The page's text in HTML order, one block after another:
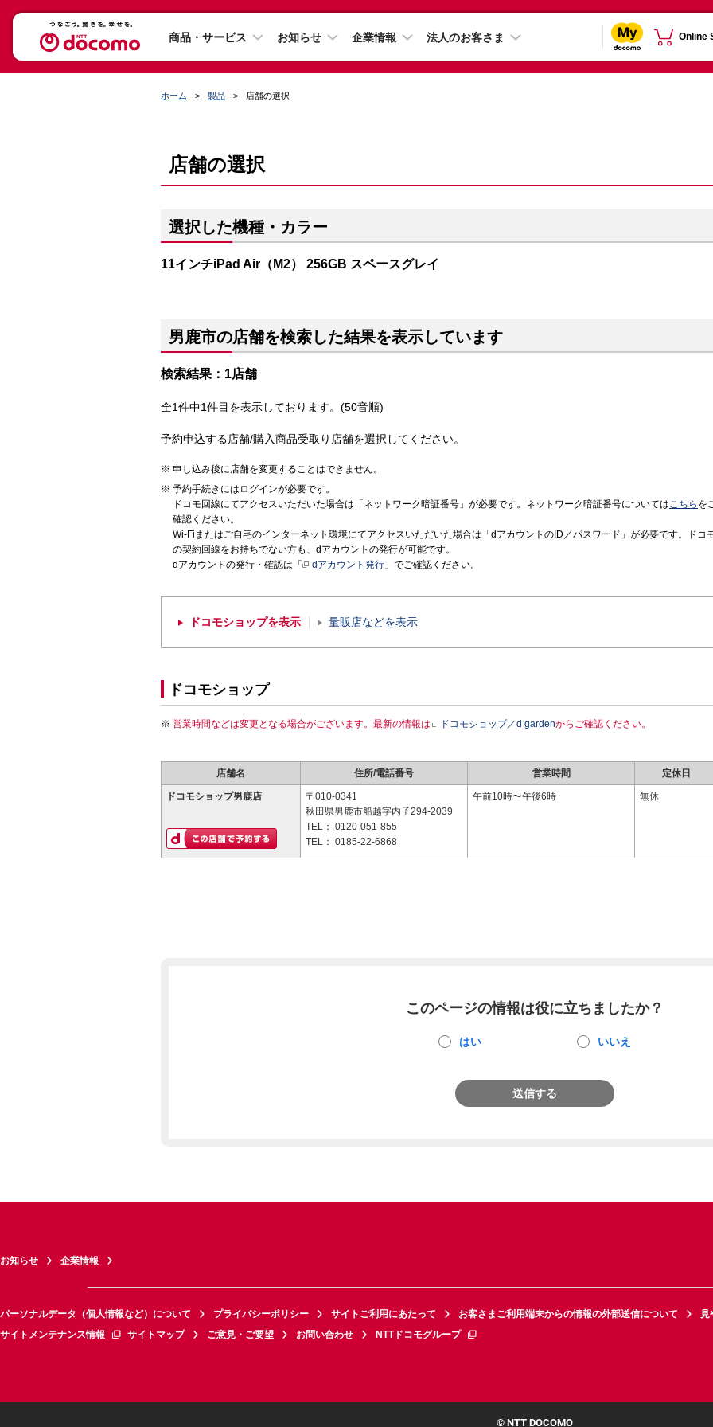
商品・サービス お知らせ 企業情報 法人のお客さま Online
ホーム 製品 店舗の選択
店舗の選択
選択した機種・カラー
11インチiPad Air（M2） 256GB スペースグレイ
男鹿市の店舗を検索した結果を表示しています
検索結果：1店舗
全1件中1件目を表示しております。(50音順)
予約申込する店舗/購入商品受取り店舗を選択してください。
申し込み後に店舗を変更することはできません。
予約手続きにはログインが必要です。
ドコモ回線にてアクセスいただいた場合は「ネットワーク暗証番号」が必要です。ネットワーク暗証番号についてはこちら を
確認ください。
Wi-Fiまたはご自宅のインターネット環境にてアクセスいただいた場合は「dアカウントのID／パスワード」が必要です。ドコ
の契約回線をお持ちでない方も、dアカウントの発行が可能です。
dアカウントの発行・確認は「
dアカウント発行 」でご確認ください。
ドコモショップを表示 量販店などを表示
ドコモショップ
営業時間などは変更となる場合がございます。最新の情報は ドコモショップ／d gardenからご確認ください。
店舗名 住所/電話番号 営業時間 定休日
ドコモショップ男鹿店
〒010-0341
秋田県男鹿市船越字内子294-2039
TEL： 0120-051-855
TEL： 0185-22-6868
午前10時〜午後6時 無休
このページの情報は役に立ちましたか？
はい いいえ
送信する
お知らせ 企業情報
パーソナルデータ（個人情報など）について プライバシーポリシー サイトご利用にあたって お客さまご利用端末からの情報の外部送信について
見
サイトメンテナンス情報
サイトマップ ご意見・ご要望 お問い合わせ NTTドコモグループ
© NTT DOCOMO